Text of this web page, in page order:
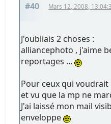
#40 Mars 12, 2008,
J'oubliais 2 choses :
alliancephoto , j'aime
reportages ...
Pour ceux qui
et vu que la mp ne
J'ai laissé mon mail
enveloppe